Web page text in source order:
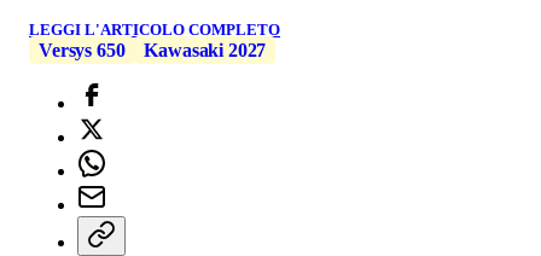
LEGGI L'ARTICOLO COMPLETO
Versys 650 Kawasaki 2027